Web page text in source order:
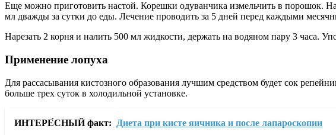
Еще можно приготовить настой. Корешки одуванчика измельчить в порошок.
мл дважды за сутки до еды. Лечение проводить за 5 дней перед каждыми
Нарезать 2 корня и налить 500 мл жидкости, держать на водяном пару 3 часа.
Применение лопуха
Для рассасывания кистозного образования лучшим средством будет сок
больше трех суток в холодильной установке.
ИНТЕРЕ́СНЫЙ факт: Диета при кисте яичника и после лапароскопии